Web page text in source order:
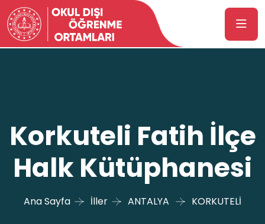
Korkuteli Fatih İlçe
Halk Kütüphanesi
Ana Sayfa İller ANTALYA KORKUTELİ